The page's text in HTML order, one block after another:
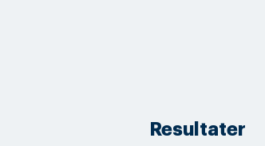
Resultater